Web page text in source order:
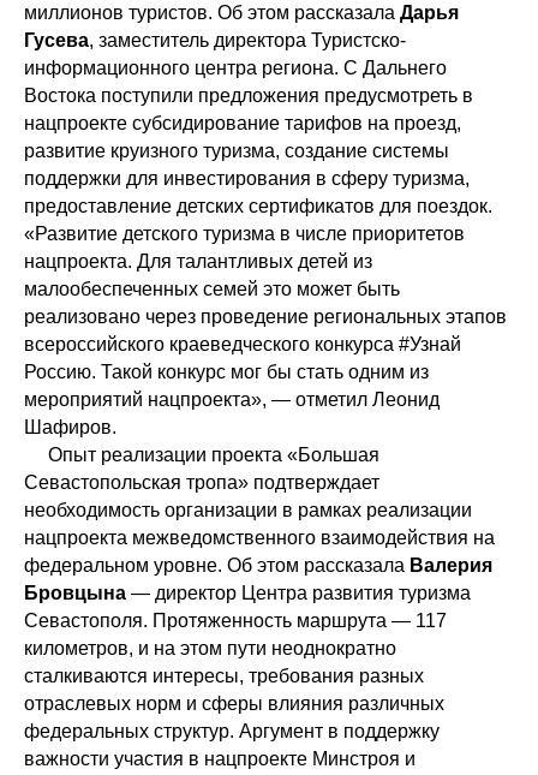
миллионов туристов. Об этом рассказала Дарья
Гусева, заместитель директора Туристско-
информационного центра региона. С Дальнего
Востока поступили предложения предусмотреть в
нацпроекте субсидирование тарифов на проезд,
развитие круизного туризма, создание системы
поддержки для инвестирования в сферу туризма,
предоставление детских сертификатов для поездок.
«Развитие детского туризма в числе приоритетов
нацпроекта. Для талантливых детей из
малообеспеченных семей это может быть
реализовано через проведение региональных этапов
всероссийского краеведческого конкурса #Узнай
Россию. Такой конкурс мог бы стать одним из
мероприятий нацпроекта», — отметил Леонид
Шафиров.
Опыт реализации проекта «Большая
Севастопольская тропа» подтверждает
необходимость организации в рамках реализации
нацпроекта межведомственного взаимодействия на
федеральном уровне. Об этом рассказала Валерия
Бровцына — директор Центра развития туризма
Севастополя. Протяженность маршрута — 117
километров, и на этом пути неоднократно
сталкиваются интересы, требования разных
отраслевых норм и сферы влияния различных
федеральных структур. Аргумент в поддержку
важности участия в нацпроекте Минстроя и